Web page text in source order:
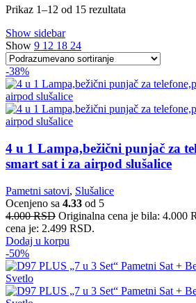
Prikaz 1–12 od 15 rezultata
Show sidebar
Show 9 12 18 24
-38%
4 u 1 Lampa,bežični punjač za
smart sat i za airpod slušalice
Pametni satovi, Slušalice
Ocenjeno sa 4.33 od 5
4.000RSD Originalna cena je bila: 4.000
cena je: 2.499 RSD.
Dodaj u korpu
-50%